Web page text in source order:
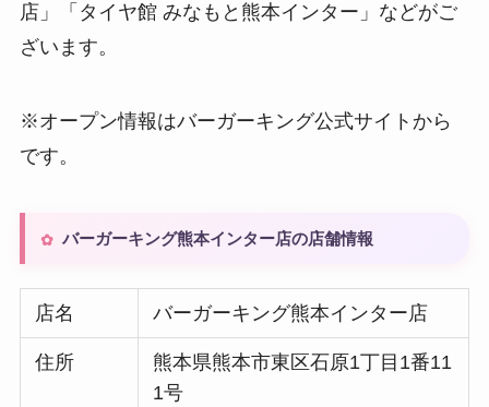
店」「タイヤ館 みなもと熊本インター」などがご
ざいます。
※オープン情報はバーガーキング公式サイトから
です。
バーガーキング熊本インター店の店舗情報
店名 バーガーキング熊本インター店
住所
熊本県熊本市東区石原1丁目1番11
1号